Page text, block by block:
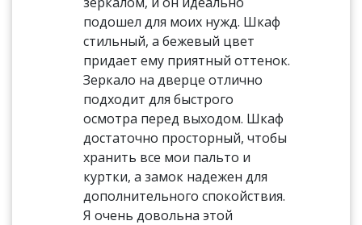
подошел для моих нужд. Шкаф
стильный, а бежевый цвет
придает ему приятный оттенок.
Зеркало на дверце отлично
подходит для быстрого
осмотра перед выходом. Шкаф
достаточно просторный, чтобы
хранить все мои пальто и
куртки, а замок надежен для
дополнительного спокойствия.
Я очень довольна этой